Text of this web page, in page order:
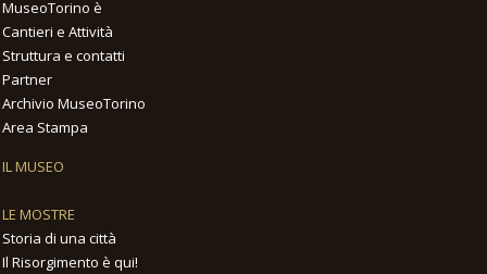
MuseoTorino è
Cantieri e Attività
Struttura e contatti
Partner
Archivio MuseoTorino
Area Stampa
IL MUSEO
LE MOSTRE
Storia di una città
Il Risorgimento è qui!